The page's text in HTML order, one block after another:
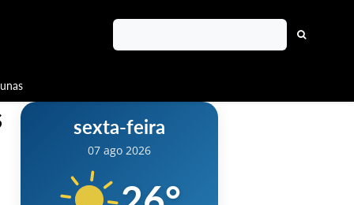
sexta-feira
07 ago 2026